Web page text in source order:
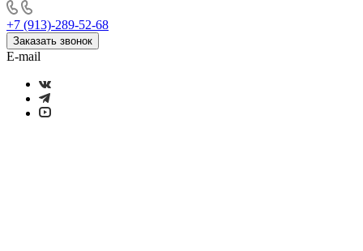
+7 (913)-289-52-68
Заказать звонок
E-mail